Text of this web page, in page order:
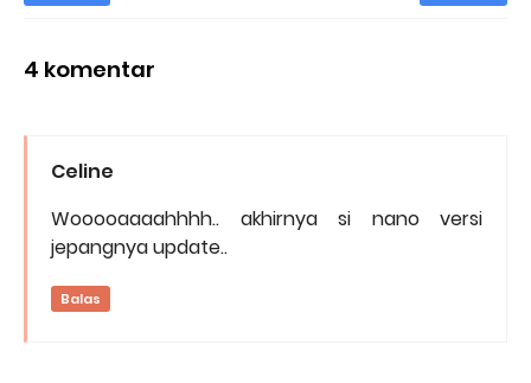
4 komentar
Celine
Wooooaaaahhhh.. akhirnya si nano versi
jepangnya update..
Balas